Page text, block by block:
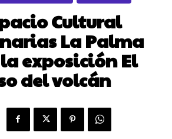
Cultural
La Palma
exposición El
del volcán